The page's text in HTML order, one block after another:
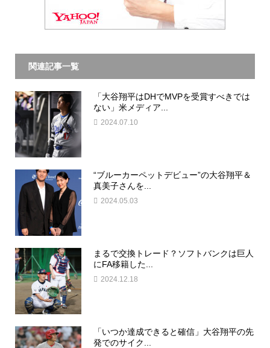
関連記事一覧
「大谷翔平はDHでMVPを受賞すべきでは
ない」米メディア...
2024.07.10
“ブルーカーペットデビュー”の大谷翔平＆
真美子さんを...
2024.05.03
まるで交換トレード？ソフトバンクは巨人
にFA移籍した...
2024.12.18
「いつか達成できると確信」大谷翔平の先
発でのサイク...